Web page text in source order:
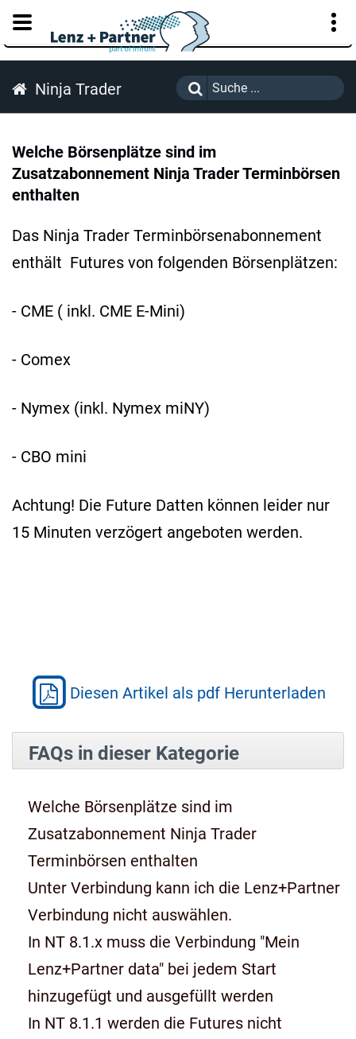
KUNDENPORTAL
Ninja Trader
Welche Börsenplätze sind im
Zusatzabonnement Ninja Trader Terminbörsen
enthalten
Das Ninja Trader Terminbörsenabonnement
enthält Futures von folgenden Börsenplätzen:
- CME ( inkl. CME E-Mini)
- Comex
- Nymex (inkl. Nymex miNY)
- CBO mini
Achtung! Die Future Datten können leider nur
15 Minuten verzögert angeboten werden.
Diesen Artikel als pdf Herunterladen
FAQs in dieser Kategorie
Welche Börsenplätze sind im
Zusatzabonnement Ninja Trader
Terminbörsen enthalten
Unter Verbindung kann ich die Lenz+Partner
Verbindung nicht auswählen.
In NT 8.1.x muss die Verbindung "Mein
Lenz+Partner data" bei jedem Start
hinzugefügt und ausgefüllt werden
In NT 8.1.1 werden die Futures nicht